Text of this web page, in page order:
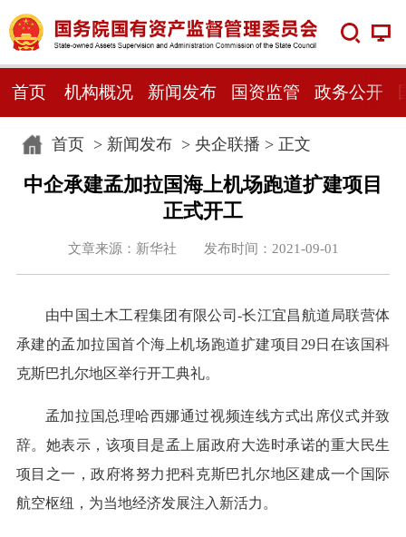
首页 机构概况 新闻发布 国资监管 政务公开
首页> 新闻发布> 央企联播 > 正文
中企承建孟加拉国海上机场跑道扩建项目
正式开工
文章来源：新华社 发布时间：2021-09-01
由中国土木工程集团有限公司-长江宜昌航道局联营体
承建的孟加拉国首个海上机场跑道扩建项目29日在该国科
克斯巴扎尔地区举行开工典礼。
孟加拉国总理哈西娜通过视频连线方式出席仪式并致
辞。她表示，该项目是孟上届政府大选时承诺的重大民生
项目之一，政府将努力把科克斯巴扎尔地区建成一个国际
航空枢纽，为当地经济发展注入新活力。